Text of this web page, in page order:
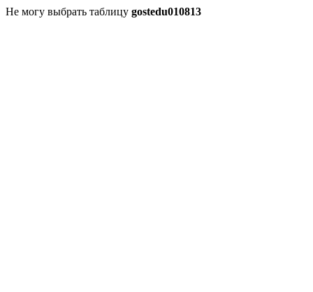
Не могу выбрать таблицу gostedu010813